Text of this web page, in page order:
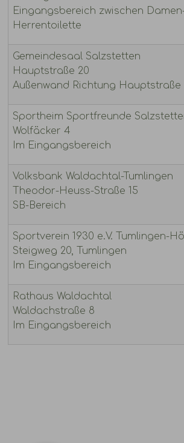
Eingangsbereich zwischen
Herrentoilette
Gemeindesaal Salzstetten
Hauptstraße 20
Außenwand Richtung Hauptstraße
Sportheim Sportfreunde
Wolfäcker 4
Im Eingangsbereich
Volksbank Waldachtal-Tumlingen
Theodor-Heuss-Straße 15
SB-Bereich
Sportverein 1930 e.V. Tumlingen-
Steigweg 20, Tumlingen
Im Eingangsbereich
Rathaus Waldachtal
Waldachstraße 8
Im Eingangsbereich